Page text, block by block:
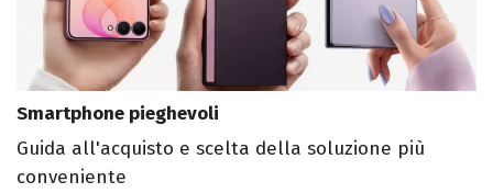
Smartphone pieghevoli
Guida all'acquisto e scelta della soluzione più
conveniente